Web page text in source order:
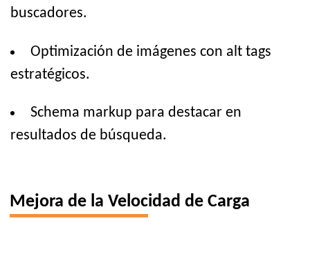
buscadores.
Optimización de imágenes con alt tags
estratégicos.
Schema markup para destacar en
resultados de búsqueda.
Mejora de la Velocidad de Carga